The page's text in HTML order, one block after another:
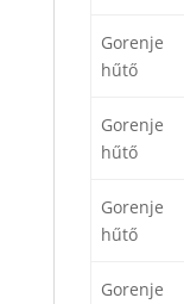
Gorenje
hűtő
Gorenje
hűtő
Gorenje
hűtő
Gorenje